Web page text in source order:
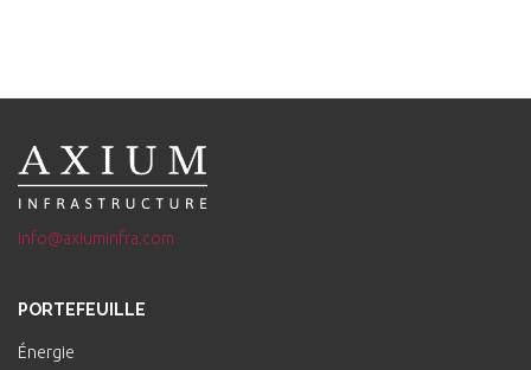
info@axiuminfra.com
PORTEFEUILLE
Énergie